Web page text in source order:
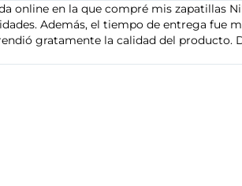
online en la que compré mis zapatillas
Además, el tiempo de entrega fue
gratamente la calidad del producto.